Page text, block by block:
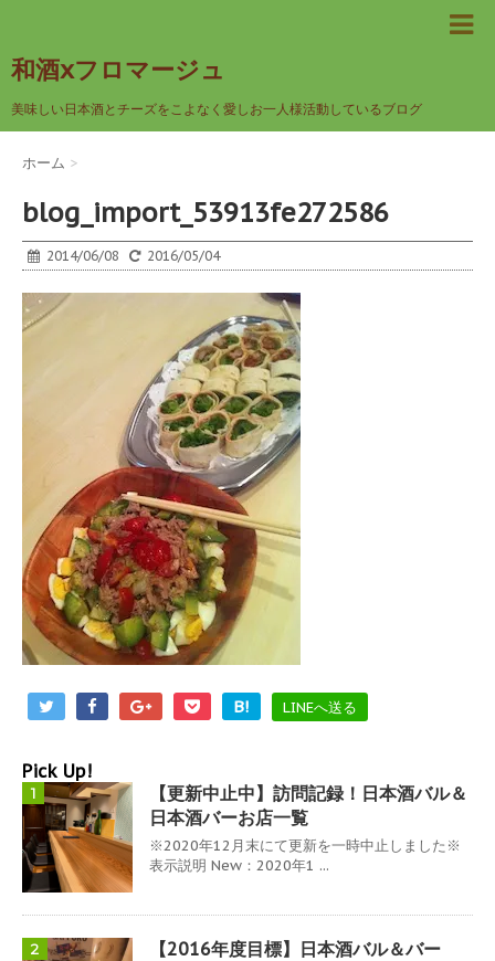
和酒xフロマージュ
美味しい日本酒とチーズをこよなく愛しお一人様活動しているブログ
ホーム >
blog_import_53913fe272586
2014/06/08 2016/05/04
B! LINEへ送る
Pick Up!
1
【更新中止中】訪問記録！日本酒バル＆
日本酒バーお店一覧
※2020年12月末にて更新を一時中止しました※
表示説明 New：2020年1 ...
2
【2016年度目標】日本酒バル＆バー